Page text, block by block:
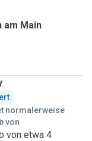
am Main
normalerweise
von
von etwa 4